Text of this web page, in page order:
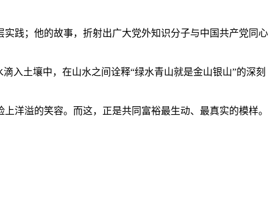
践；他的故事，折射出广大党外知识分子与中国共产党同心
土壤中，在山水之间诠释“绿水青山就是金山银山”的深刻
溢的笑容。而这，正是共同富裕最生动、最真实的模样。